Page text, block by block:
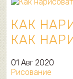
КАК
КАК
01 Авг 2020
Рисование